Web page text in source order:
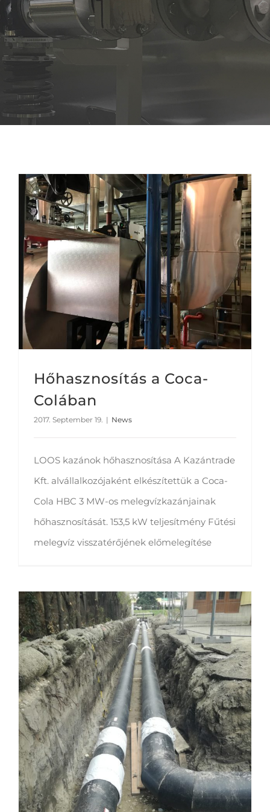
Hőhasznosítás a Coca-
Colában
2017. September 19. | News
LOOS kazánok hőhasznosítása A Kazántrade
Kft. alvállalkozójaként elkészítettük a Coca-
Cola HBC 3 MW-os melegvízkazánjainak
hőhasznosítását. 153,5 kW teljesítmény Fűtési
melegvíz visszatérőjének előmelegítése